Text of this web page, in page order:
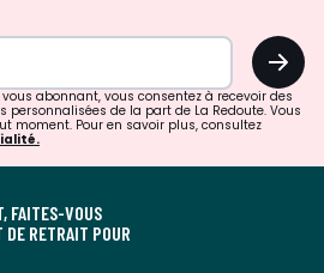
OK
vous abonnant, vous consentez à recevoir des
de la part de La Redoute. Vous
moment. Pour en savoir plus, consultez
FAITES-VOUS
RETRAIT POUR